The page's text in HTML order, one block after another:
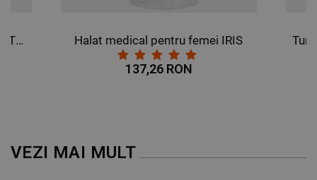
Tricou PAYPER SUNSET ALBASTRU Halat medical pentru femei IRIS
137,26 RON
VEZI MAI MULT
DE FUNCŢIONALITATE